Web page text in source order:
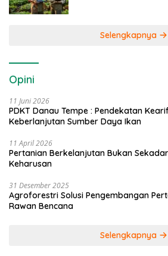
Selengkapnya
Opini
11 Juni 2026
PDKT Danau Tempe : Pendekatan
Keberlanjutan Sumber Daya Ikan
11 April 2026
Pertanian Berkelanjutan Bukan
Keharusan
31 Desember 2025
Agroforestri Solusi Pengembangan
Rawan Bencana
Selengkapnya